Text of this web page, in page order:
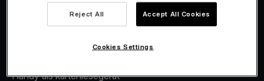
Merchant Advance
Handy als kartenlesegerät
Reject All Accept All Cookies
Cookies Settings